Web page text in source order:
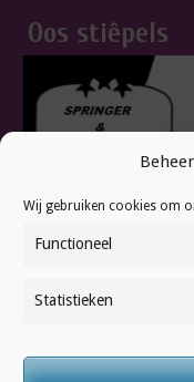
Wij gebruiken cookies om
Functioneel
Statistieken
Oos stiêpels